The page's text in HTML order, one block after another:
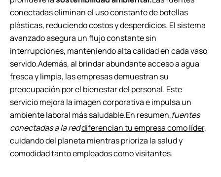
conectadas eliminan el uso constante de botellas
plásticas, reduciendo costos y desperdicios. El sistema
avanzado asegura un flujo constante sin
interrupciones, manteniendo alta calidad en cada vaso
servido.Además, al brindar abundante acceso a agua
fresca y limpia, las empresas demuestran su
preocupación por el bienestar del personal. Este
servicio mejora la imagen corporativa e impulsa un
ambiente laboral más saludable.En resumen,fuentes
conectadas a la reddiferencian tu empresa como líder,
cuidando del planeta mientras prioriza la salud y
comodidad tanto empleados como visitantes.